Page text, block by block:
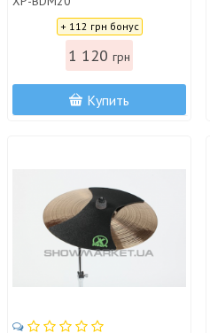
+ 112 грн бонус
1 120 грн
Купить